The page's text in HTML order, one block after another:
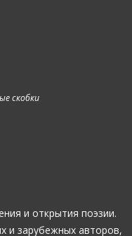
скобки
и открытия поэзии.
и зарубежных авторов,